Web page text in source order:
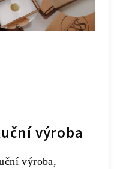
výroba
výroba,